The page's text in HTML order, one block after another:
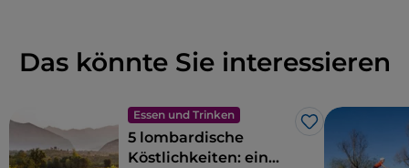
Das könnte Sie interessieren
Essen und Trinken
Like
5 lombardische
Köstlichkeiten: ein